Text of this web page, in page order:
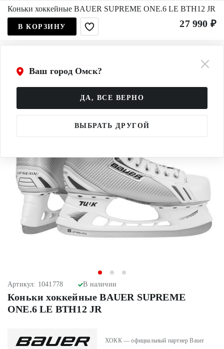
Ваш город Омск?
ДА, ВСЕ ВЕРНО
ВЫБРАТЬ ДРУГОЙ
Артикул: 1041778 В наличии
Коньки хоккейные BAUER SUPREME
ONE.6 LE BTH12 JR
ХОКК — официальный партнер Bauer
Коньки хоккейные BAUER SUPREME ONE.6 LE BTH12 JR
27 990 ₽
В КОРЗИНУ